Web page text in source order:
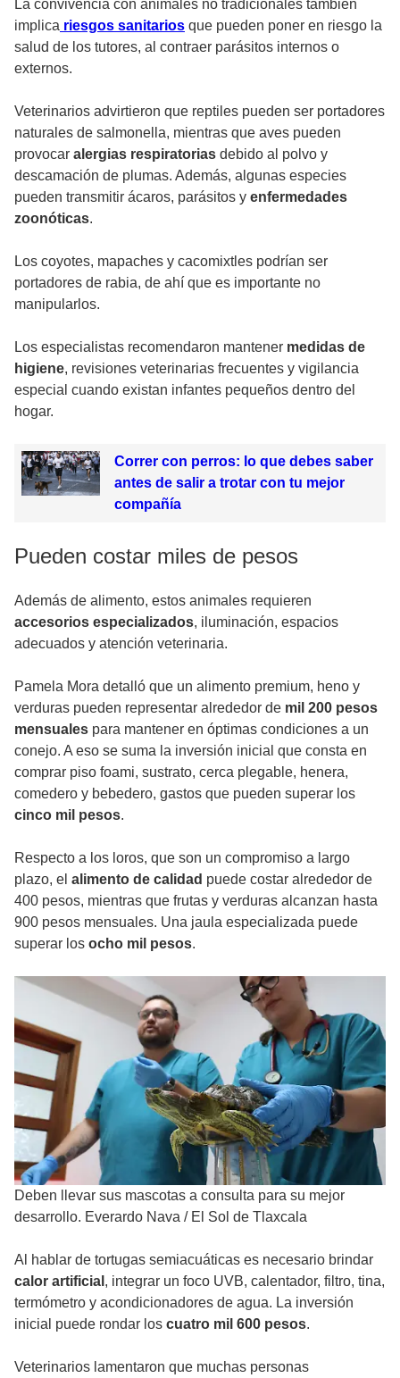
La convivencia con animales no tradicionales también
implica riesgos sanitarios que pueden poner en riesgo la
salud de los tutores, al contraer parásitos internos o
externos.
Veterinarios advirtieron que reptiles pueden ser portadores
naturales de salmonella, mientras que aves pueden
provocar alergias respiratorias debido al polvo y
descamación de plumas. Además, algunas especies
pueden transmitir ácaros, parásitos y enfermedades
zoonóticas.
Los coyotes, mapaches y cacomixtles podrían ser
portadores de rabia, de ahí que es importante no
manipularlos.
Los especialistas recomendaron mantener medidas de
higiene, revisiones veterinarias frecuentes y vigilancia
especial cuando existan infantes pequeños dentro del
hogar.
Correr con perros: lo que debes saber
antes de salir a trotar con tu mejor
compañía
Pueden costar miles de pesos
Además de alimento, estos animales requieren
accesorios especializados, iluminación, espacios
adecuados y atención veterinaria.
Pamela Mora detalló que un alimento premium, heno y
verduras pueden representar alrededor de mil 200 pesos
mensuales para mantener en óptimas condiciones a un
conejo. A eso se suma la inversión inicial que consta en
comprar piso foami, sustrato, cerca plegable, henera,
comedero y bebedero, gastos que pueden superar los
cinco mil pesos.
Respecto a los loros, que son un compromiso a largo
plazo, el alimento de calidad puede costar alrededor de
400 pesos, mientras que frutas y verduras alcanzan hasta
900 pesos mensuales. Una jaula especializada puede
superar los ocho mil pesos.
Deben llevar sus mascotas a consulta para su mejor
desarrollo. Everardo Nava / El Sol de Tlaxcala
Al hablar de tortugas semiacuáticas es necesario brindar
calor artificial , integrar un foco UVB, calentador, filtro, tina,
termómetro y acondicionadores de agua. La inversión
inicial puede rondar los cuatro mil 600 pesos.
Veterinarios lamentaron que muchas personas